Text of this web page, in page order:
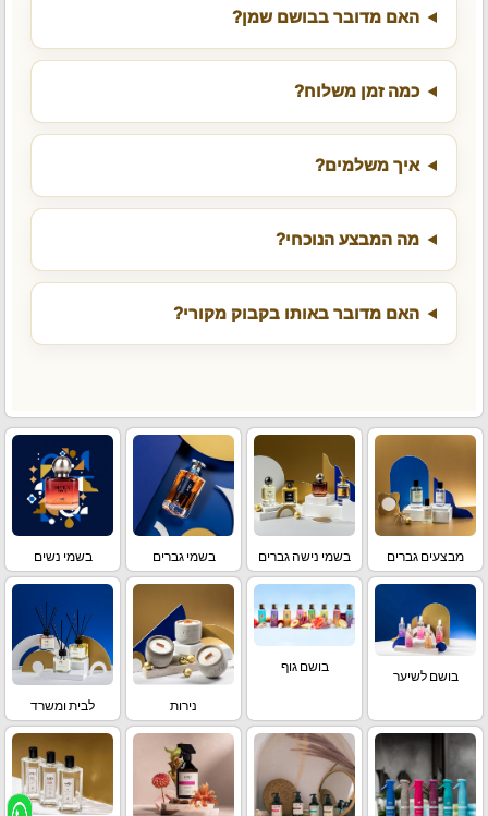
האם מדובר בבושם שמן?
כמה זמן משלוח?
איך משלמים?
מה המבצע הנוכחי?
האם מדובר באותו בקבוק מקורי?
מבצעים גברים בשמי נישה גברים בשמי גברים בשמי נשים
בושם לשיער
בושם גוף
נירות לבית ומשרד